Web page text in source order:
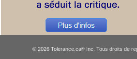
© 2026 Tolerance.ca®Inc. Tous droits de